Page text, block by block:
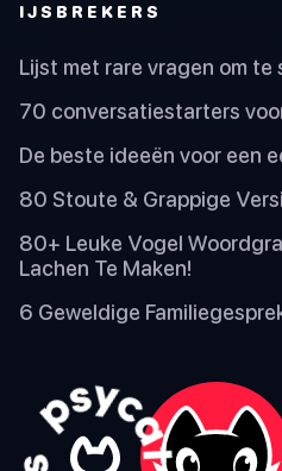
IJSBREKERS
Lijst met rare vragen om te
70 conversatiestarters
De beste ideeën voor een
80 Stoute & Grappige
80+ Leuke Vogel
Lachen Te Maken!
6 Geweldige